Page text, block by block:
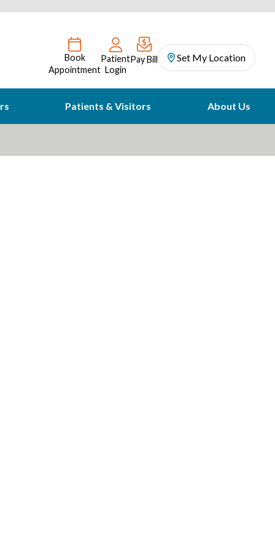
Book
Appointment
Patient
Login
Pay Bill Set My Location
Patients & Visitors About Us